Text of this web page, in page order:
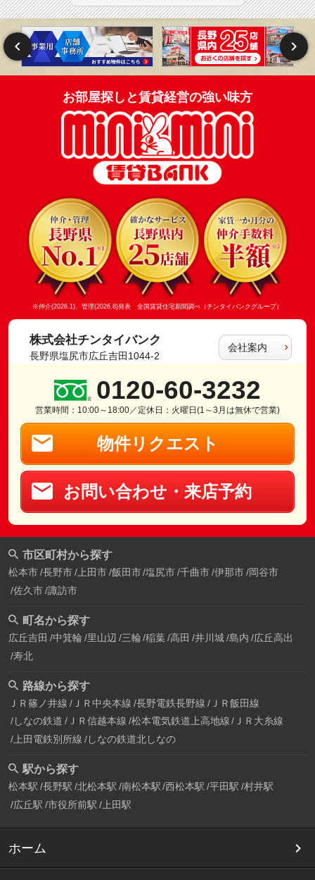
お部屋探しと賃貸経営の強い味方
※仲介(2026.1)、管理(2026.8)発表 全国賃貸住宅新聞調べ（チンタイバンクグループ）
株式会社チンタイバンク
長野県塩尻市広丘吉田1044-2
会社案内
0120-60-3232
営業時間：10:00～18:00／定休日：火曜日(1～3月は無休で営業)
物件リクエスト
お問い合わせ・来店予約
市区町村から探す
松本市 長野市 上田市 飯田市 塩尻市 千曲市 伊那市 岡谷市
佐久市 諏訪市
町名から探す
広丘吉田 中箕輪 里山辺 三輪 稲葉 高田 井川城 島内 広丘高出
寿北
路線から探す
ＪＲ篠ノ井線 ＪＲ中央本線 長野電鉄長野線 ＪＲ飯田線
しなの鉄道 ＪＲ信越本線 松本電気鉄道上高地線
ＪＲ大糸線
上田電鉄別所線 しなの鉄道北しなの
駅から探す
松本駅 長野駅 北松本駅 南松本駅 西松本駅 平田駅 村井駅
広丘駅 市役所前駅 上田駅
ホーム